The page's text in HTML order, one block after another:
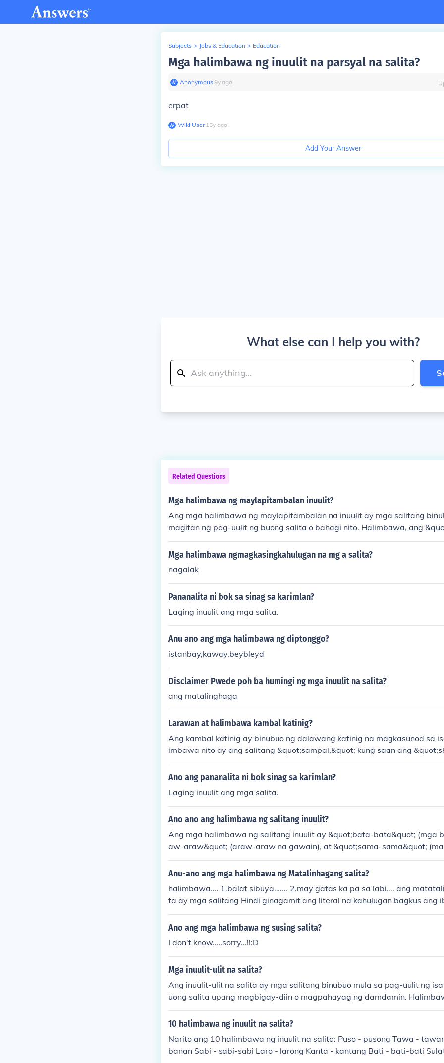
Subjects > Jobs & Education > Education
Mga halimbawa ng inuulit na parsyal na salita?
Anonymous∙9y ago
erpat
Wiki User∙15y ago
Add Your Answer
What else can I help you with?
Related Questions
Mga halimbawa ng maylapitambalan inuulit?
Ang mga halimbawa ng maylapitambalan na inuulit ay mga salitang
magitan ng pag-uulit ng buong salita o bahagi nito. Halimbawa, ang
ng&quot; (mula sa &quot;sama&quot;) at &quot;bata-bata&quot; (mula
uot;). Ang mga salitang ito ay kadalasang nagpapahayag ng pagkilos o
Mga halimbawa ngmagkasingkahulugan na mg a salita?
nagalak
Pananalita ni bok sa sinag sa karimlan?
Laging inuulit ang mga salita.
Anu ano ang mga halimbawa ng diptonggo?
istanbay,kaway,beybleyd
Disclaimer Pwede poh ba humingi ng mga inuulit na salita?
ang matalinghaga
Larawan at halimbawa kambal katinig?
Ang kambal katinig ay binubuo ng dalawang katinig na magkasunod sa
imbawa nito ay ang salitang &quot;sampal,&quot; kung saan ang
t;p&quot; ay kambal katinig. Isa pang halimbawa ay
g &quot;b&quot; ay inuulit. Ang mga kambal katinig ay nagbibigay ng
Ano ang pananalita ni bok sinag sa karimlan?
Laging inuulit ang mga salita.
Ano ano ang halimbawa ng salitang inuulit?
Ang mga halimbawa ng salitang inuulit ay &quot;bata-bata&quot; (mga
aw-araw&quot; (araw-araw na gawain), at &quot;sama-sama&quot;
g pag-uulit ng salita ay karaniwang ginagamit upang bigyang-diin ang
lit o dami. Maaari rin itong gamitin sa mga pang-uri at pandiwa, tulad ng
Anu-ano ang mga halimbawa ng Matalinhagang salita?
halimbawa.... 1.balat sibuya....... 2.may gatas ka pa sa labi.... ang
ta ay mga salitang Hindi ginagamit ang literal na kahulugan bagkus ang
ugan ito ay katubas sa idiomatikong salita sa ingles
Ano ang mga halimbawa ng susing salita?
I don't know.....sorry...!!:D
Mga inuulit-ulit na salita?
Ang inuulit-ulit na salita ay mga salitang binubuo mula sa pag-uulit ng
uong salita upang magbigay-diin o magpahayag ng damdamin.
ng &quot;sama-sama&quot; ay nagpapahiwatig ng pagkakaisa o
pino, karaniwang ginagamit ito sa mga idiomatic expressions at pang-
y nagbibigay din ng ritmo sa pagsasalita.
10 halimbawa ng inuulit na salita?
Narito ang 10 halimbawa ng inuulit na salita: Puso - pusong Tawa - tawanan Laban - la
banan Sabi - sabi-sabi Laro - larong Kanta - kantang Bati - bati-bati